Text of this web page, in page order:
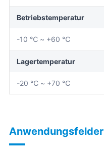
Betriebstemperatur
-10 ℃ ~ +60 ℃
Lagertemperatur
-20 ℃ ~ +70 ℃
Anwendungsfelder